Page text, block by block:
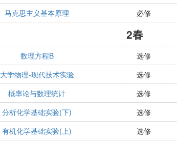
马克思主义基本原理 必修
2春
数理方程B 选修
大学物理-现代技术实验 选修
概率论与数理统计 选修
分析化学基础实验(下) 选修
有机化学基础实验(上) 选修